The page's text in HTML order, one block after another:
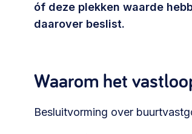
Samenwerken en lokale
Advies of hulp nodig?
óf deze plekken waarde
daarover beslist.
Waarom het
Besluitvorming over